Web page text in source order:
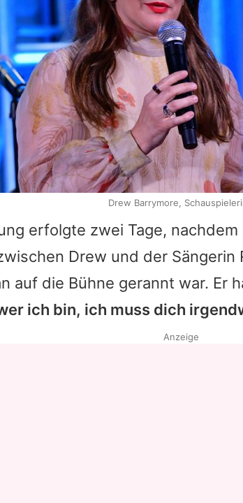
erfolgte zwei Tage,
Drew und der Sängerin
auf die Bühne gerannt war. Er
ich bin, ich muss dich
Drew Barrymore,
Anzeige